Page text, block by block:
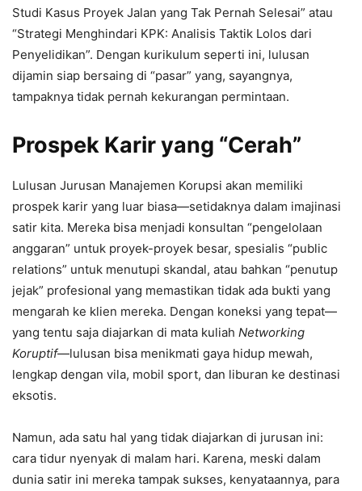
Studi Kasus Proyek Jalan yang Tak Pernah Selesai” atau
“Strategi Menghindari KPK: Analisis Taktik Lolos dari
Penyelidikan”. Dengan kurikulum seperti ini, lulusan
dijamin siap bersaing di “pasar” yang, sayangnya,
tampaknya tidak pernah kekurangan permintaan.
Prospek Karir yang “Cerah”
Lulusan Jurusan Manajemen Korupsi akan memiliki
prospek karir yang luar biasa—setidaknya dalam imajinasi
satir kita. Mereka bisa menjadi konsultan “pengelolaan
anggaran” untuk proyek-proyek besar, spesialis “public
relations” untuk menutupi skandal, atau bahkan “penutup
jejak” profesional yang memastikan tidak ada bukti yang
mengarah ke klien mereka. Dengan koneksi yang tepat—
yang tentu saja diajarkan di mata kuliah Networking
Koruptif—lulusan bisa menikmati gaya hidup mewah,
lengkap dengan vila, mobil sport, dan liburan ke destinasi
eksotis.
Namun, ada satu hal yang tidak diajarkan di jurusan ini:
cara tidur nyenyak di malam hari. Karena, meski dalam
dunia satir ini mereka tampak sukses, kenyataannya, para